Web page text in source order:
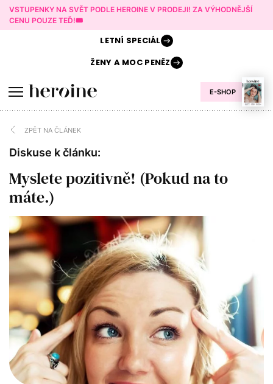
VSTUPENKY NA SVĚT PODLE HEROINE V PRODEJI! ZA VÝHODNĚJŠÍ
CENU POUZE TEĎ!🎟️
E-SHOP
LETNÍ SPECIÁL
ŽENY AMOC PENĚZ
ZPĚT NA ČLÁNEK
Diskuse k článku:
Myslete pozitivně! (Pokud na to
máte.)